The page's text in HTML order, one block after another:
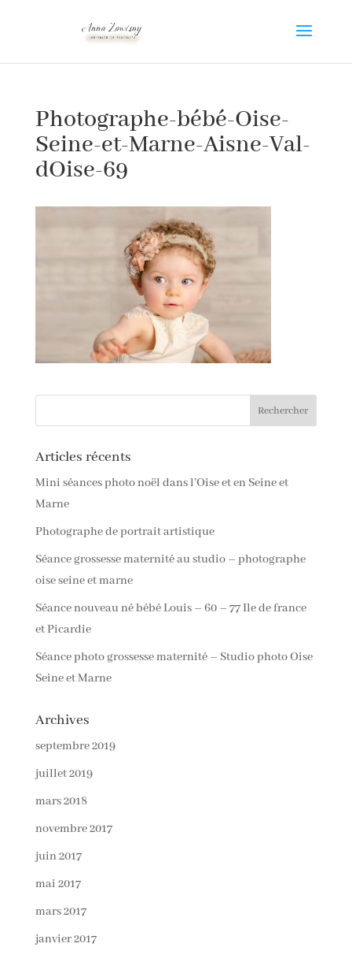
Photographe-bébé-Oise-
Seine-et-Marne-Aisne-Val-
dOise-69
Articles récents
Mini séances photo noël dans l’Oise et en Seine et
Marne
Photographe de portrait artistique
Séance grossesse maternité au studio – photographe
oise seine et marne
Séance nouveau né bébé Louis – 60 – 77 Ile de france
et Picardie
Séance photo grossesse maternité – Studio photo Oise
Seine et Marne
Archives
septembre 2019
juillet 2019
mars 2018
novembre 2017
juin 2017
mai 2017
mars 2017
janvier 2017